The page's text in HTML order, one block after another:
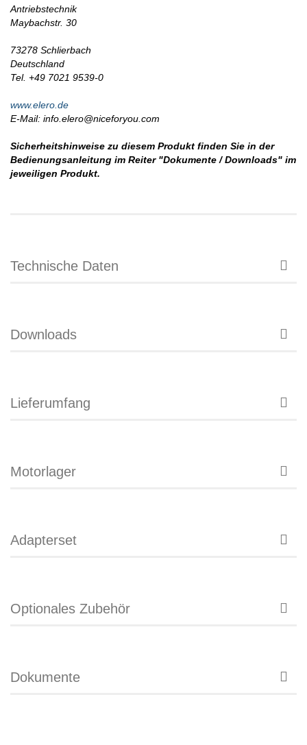
Antriebstechnik
Maybachstr. 30
73278 Schlierbach
Deutschland
Tel. +49 7021 9539-0
www.elero.de
E-Mail: info.elero@niceforyou.com
Sicherheitshinweise zu diesem Produkt finden Sie in der
Bedienungsanleitung im Reiter "Dokumente / Downloads" im
jeweiligen Produkt.
Technische Daten
Downloads
Lieferumfang
Motorlager
Adapterset
Optionales Zubehör
Dokumente